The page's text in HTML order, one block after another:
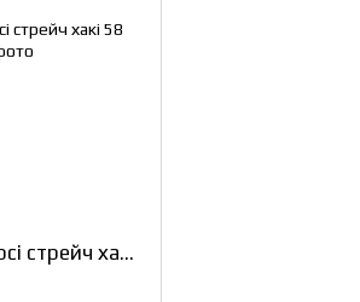
Футболка тактична джерсі стрейч хакі 58